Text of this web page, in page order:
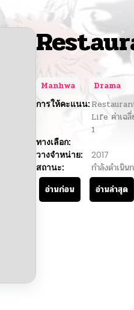
Manhwa Drama
การให้คะแนน:
Life ค่าเฉ
1
ทางเลือก:
วางจำหน่าย:
2017
สถานะ:
กำลังดำเนิน
อ่านก่อน
อ่านล่าสุด